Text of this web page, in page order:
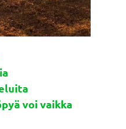
voi vaikka